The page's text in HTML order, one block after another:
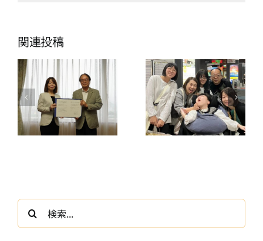
関連投稿
検